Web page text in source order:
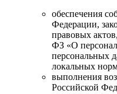
обеспечения
Федерации,
правовых
ФЗ «О
персональных
локальных
выполнения
Российской